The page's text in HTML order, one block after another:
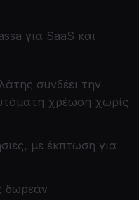
για SaaS και
συνδέει την
χρέωση χωρίς
με έκπτωση για
δωρεάν